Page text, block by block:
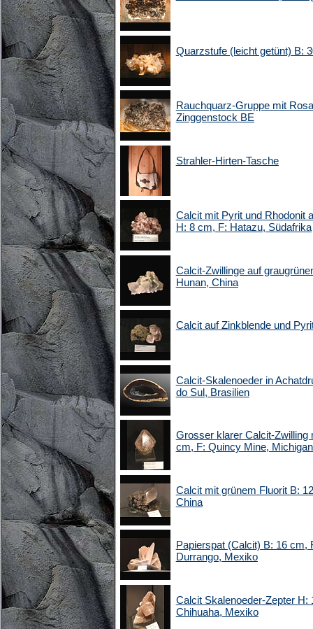
Quarzstufe (leicht getünt) B:
Rauchquarz-Gruppe mit
Zinggenstock BE
Strahler-Hirten-Tasche
Calcit mit Pyrit und Rhodonit
H: 8 cm, F: Hatazu, Südafrika
Calcit-Zwillinge auf
Hunan, China
Calcit auf Zinkblende und
Calcit-Skalenoeder in
do Sul, Brasilien
Grosser klarer Calcit-Zwilling
cm, F: Quincy Mine,
Calcit mit grünem Fluorit B:
China
Papierspat (Calcit) B: 16 cm,
Durrango, Mexiko
Calcit Skalenoeder-Zepter H:
Chihuaha, Mexiko